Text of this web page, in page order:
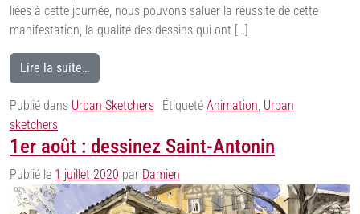
liées à cette journée, nous pouvons saluer la réussite de cette
manifestation, la qualité des dessins qui ont […]
Lire la suite…
Publié dans Urban Sketchers Étiqueté Animation Urban
sketchers
1er août : dessinez Saint-Antonin
Publié le 1 juillet 2020 par Damien